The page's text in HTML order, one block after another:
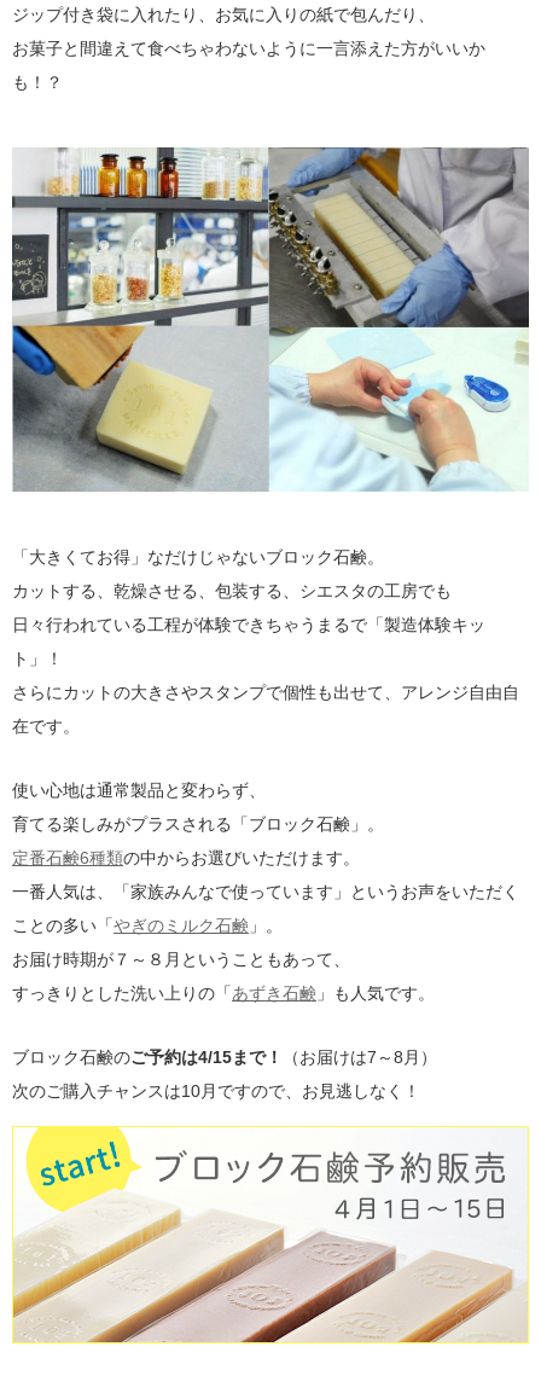
ジップ付き袋に入れたり、お気に入りの紙で包んだり、
お菓子と間違えて食べちゃわないように一言添えた方がいいか
も！？
「大きくてお得」なだけじゃないブロック石鹸。
カットする、乾燥させる、包装する、シエスタの工房でも
日々行われている工程が体験できちゃうまるで「製造体験キッ
ト」！
さらにカットの大きさやスタンプで個性も出せて、アレンジ自由自
在です。
使い心地は通常製品と変わらず、
育てる楽しみがプラスされる「ブロック石鹸」。
定番石鹸6種類の中からお選びいただけます。
一番人気は、「家族みんなで使っています」というお声をいただく
ことの多い「やぎのミルク石鹸 」。
お届け時期が７～８月ということもあって、
すっきりとした洗い上りの「あずき石鹸 」も人気です。
ブロック石鹸のご予約は4/15まで！
（お届けは7～8月）
次のご購入チャンスは10月ですので、お見逃しなく！